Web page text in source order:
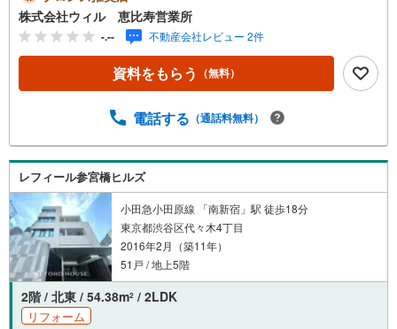
シューズインクローゼット付きでたくさんの靴やゴルフバ
ック等も収納可能◆洗面所に、タオルをまとめて収納でき
るリネン庫を設置◆お洋服選びが楽しくなるWIC付き◆各
部屋に収納スペースがあり、無駄なく使える間取◆バルコ
ニーは爽やかな朝日が差し込む南東向き◆ご家族の一員、
間はお電話が繋がりやすくなっております。お気軽にご連
ご希望の日時をご記入いただけますとスムーズにご案内が
可能です。**住宅ローン**諸費用込融資や築年数の古い物件
のローンも得意としており、最適な銀行をご提案します。*
*リフォーム**理想の間取り、テイストを作り上げられま
す！リフォームプランナーの同行も可能です。
株式会社ウィル 恵比寿営業所
-.-- 不動産会社レビュー 2件
資料をもらう （無料）
電話する （通話料無料）
レフィール参宮橋ヒルズ
小田急小田原線 「南新宿」駅 徒歩18分
東京都渋谷区代々木4丁目
2016年2月（築11年）
51戸 / 地上5階
2階 / 北東 / 54.38m2 / 2LDK
リフォーム